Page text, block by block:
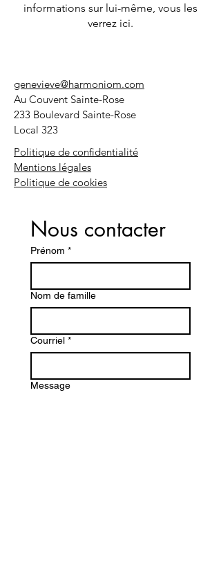
informations sur lui-même, vous les
verrez ici.
genevieve@harmoniom.com
Au Couvent Sainte-Rose
233 Boulevard Sainte-Rose
Local 323
Politique de confidentialité
Mentions légales
Politique de cookies
Nous contacter
Prénom *
Nom de famille
Courriel *
Message